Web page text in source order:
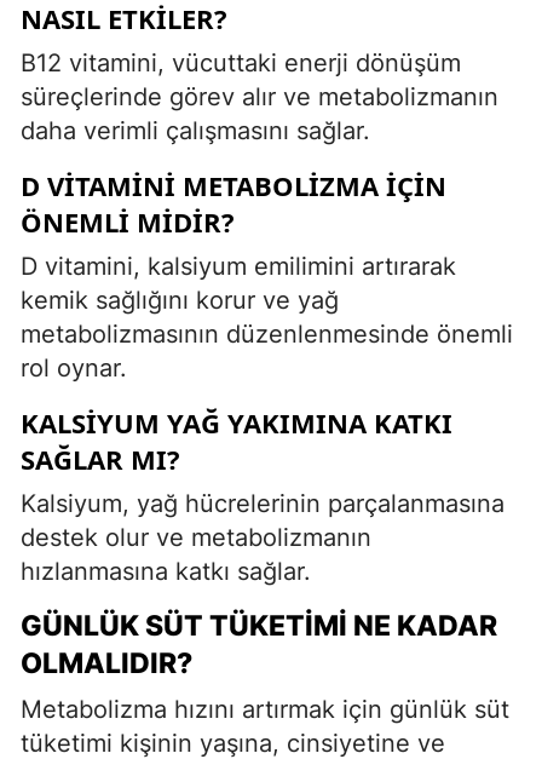
NASIL ETKILER?
B12 vitamini, vücuttaki enerji dönüşüm
süreçlerinde görev alır ve metabolizmanın
daha verimli çalışmasını sağlar.
D VITAMINI METABOLIZMA İÇIN
ÖNEMLI MIDIR?
D vitamini, kalsiyum emilimini artırarak
kemik sağlığını korur ve yağ
metabolizmasının düzenlenmesinde önemli
rol oynar.
KALSIYUM YAĞ YAKIMINA KATKI
SAĞLAR MI?
Kalsiyum, yağ hücrelerinin parçalanmasına
destek olur ve metabolizmanın
hızlanmasına katkı sağlar.
GÜNLÜK SÜT TÜKETIMI NE KADAR
OLMALIDIR?
Metabolizma hızını artırmak için günlük süt
tüketimi kişinin yaşına, cinsiyetine ve